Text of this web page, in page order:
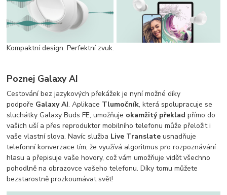
Kompaktní design. Perfektní zvuk.
Poznej Galaxy AI
Cestování bez jazykových překážek je nyní možné díky
podpoře Galaxy AI. Aplikace Tlumočník, která spolupracuje se
sluchátky Galaxy Buds FE, umožňuje okamžitý překlad přímo do
vašich uší a přes reproduktor mobilního telefonu může přeložit i
vaše vlastní slova. Navíc služba Live Translate usnadňuje
telefonní konverzace tím, že využívá algoritmus pro rozpoznávání
hlasu a přepisuje vaše hovory, což vám umožňuje vidět všechno
pohodlně na obrazovce vašeho telefonu. Díky tomu můžete
bezstarostně prozkoumávat svět!